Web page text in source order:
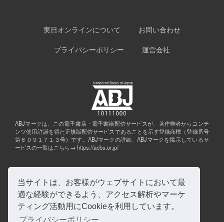
当サイトは、お客様がウェブサイトにおいて最
適な経験ができるよう、アクセス解析やマーケ
ティング活動用にCookieを利用しています。
プライバシーポリシー
実日オンラインについて
お問い合わせ
プライバシーポリシー
運営会社
ABJマークは、この電子書店・電子書籍配信サービスが、著作権者からコンテ
ンツ使用許諾を得た正規版配信サービスであることを示す登録商標（登録番号
第６０９１７１３号）です。ABJマークの詳細、ABJマークを掲示しているサ
ービスの一覧はこちら→https://aebs.or.jp/